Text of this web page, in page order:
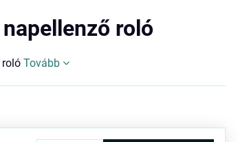
roló
rolóTovább